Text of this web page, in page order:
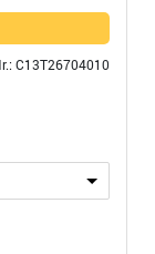
C13T26704010